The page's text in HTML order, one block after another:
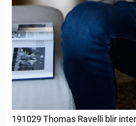
191029 Thomas Ravelli blir